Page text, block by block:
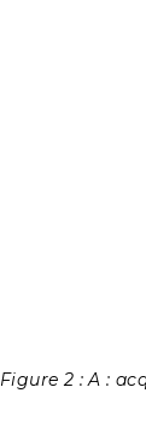
Figure 2 : A :